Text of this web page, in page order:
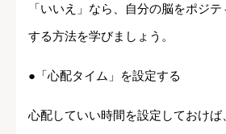
「いいえ」なら、自分の脳をポジ
する方法を学びましょう。
●「心配タイム」を設定する
心配していい時間を設定しておけば